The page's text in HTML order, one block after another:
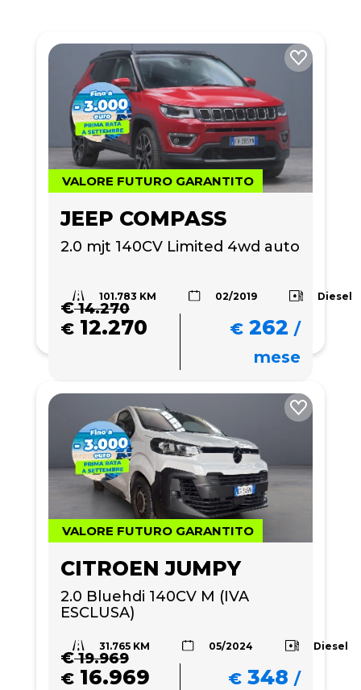
VALORE FUTURO GARANTITO
JEEP COMPASS
2.0 mjt 140CV Limited 4wd auto
101.783 KM 02/2019 Diesel
€14.270
€ 12.270 € 262 /
mese
VALORE FUTURO GARANTITO
CITROEN JUMPY
2.0 Bluehdi 140CV M (IVA
ESCLUSA)
31.765 KM 05/2024 Diesel
€19.969
€ 16.969 € 348 /